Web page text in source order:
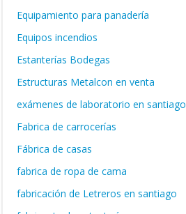
Equipamiento para panadería
Equipos incendios
Estanterías Bodegas
Estructuras Metalcon en venta
exámenes de laboratorio en santiago
Fabrica de carrocerías
Fábrica de casas
fabrica de ropa de cama
fabricación de Letreros en santiago